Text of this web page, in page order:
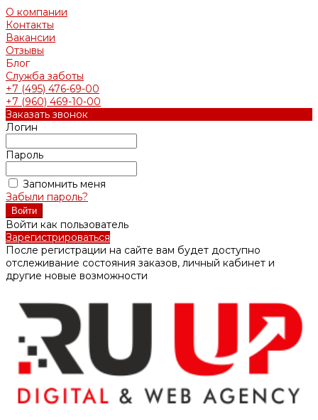
О компании
Контакты
Вакансии
Отзывы
Блог
Служба заботы
+7 (495) 476-69-00
+7 (960) 469-10-00
Заказать звонок
Логин
Пароль
Запомнить меня
Забыли пароль?
Войти как пользователь
Зарегистрироваться
После регистрации на сайте вам будет доступно
отслеживание состояния заказов, личный кабинет и
другие новые возможности